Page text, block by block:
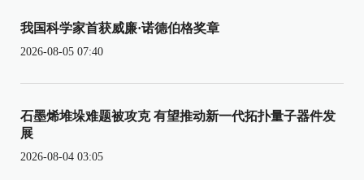
我国科学家首获威廉·诺德伯格奖章
2026-08-05 07:40
石墨烯堆垛难题被攻克 有望推动新一代拓扑量子器件发
展
2026-08-04 03:05